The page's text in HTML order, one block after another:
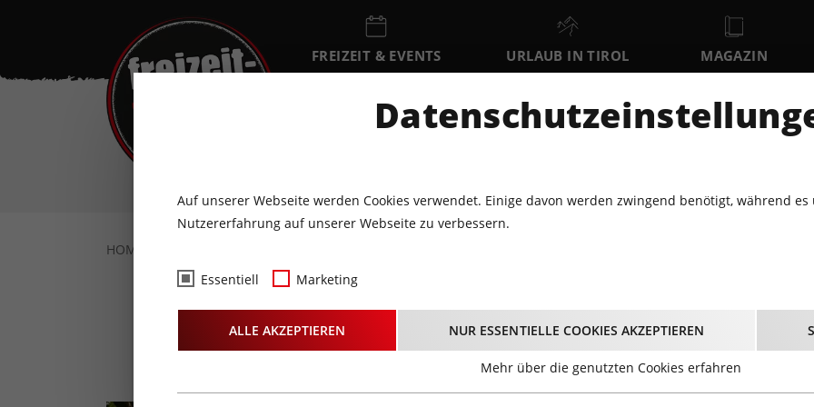
FREIZEIT & EVENTS URLAUB IN TIROL MAGAZIN
EVENTKALENDER
SA SO MO 11
HOME
Haas und Haselwanter -
04.08.2024 - Beginn 10:15 Uhr
Auf unserer Webseite werden Cookies verwendet. Einige davon werden zwingend benötigt, während
Nutzererfahrung auf unserer Webseite zu verbessern.
Essentiell Marketing
ALLE AKZEPTIEREN NUR ESSENTIELLE COOKIES AKZEPTIEREN
Mehr über die genutzten Cookies erfahren